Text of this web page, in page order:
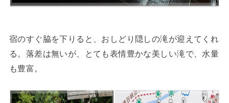
宿のすぐ脇を下りると、おしどり隠しの滝が迎えてくれ
る。落差は無いが、とても表情豊かな美しい滝で、水量
も豊富。